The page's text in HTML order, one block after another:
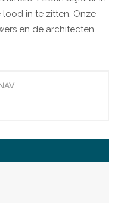
in te zitten. Onze
en de architecten